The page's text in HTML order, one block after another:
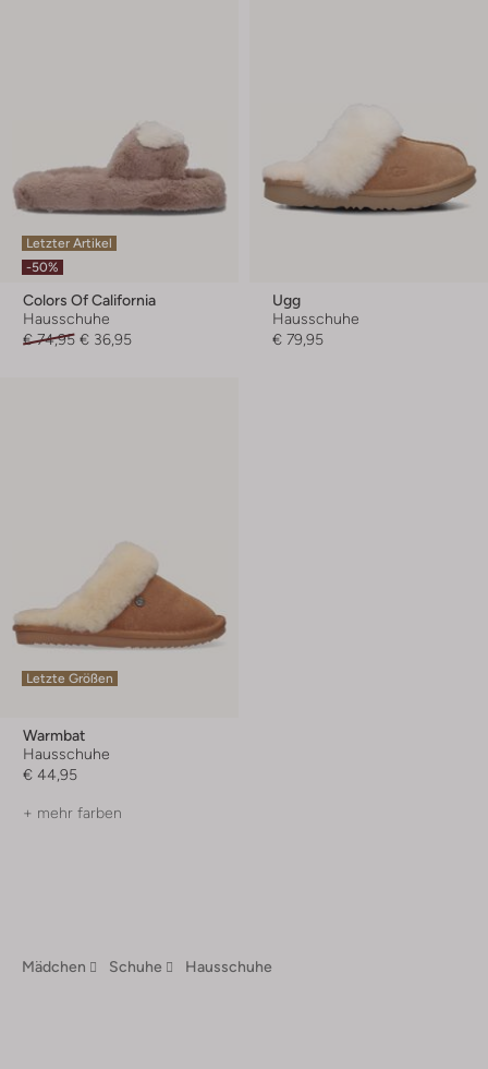
Letzter Artikel
-50%
Colors Of California
Hausschuhe
€ 74,95 € 36,95
Ugg
Hausschuhe
€ 79,95
Letzte Größen
Warmbat
Hausschuhe
€ 44,95
+ mehr farben
Mädchen Schuhe Hausschuhe